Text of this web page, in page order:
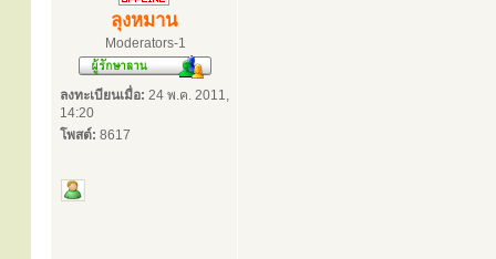
ลุงหมาน
Moderators-1
ลงทะเบียนเมื่อ: 24 พ.ค. 2011,
14:20
โพสต์: 8617